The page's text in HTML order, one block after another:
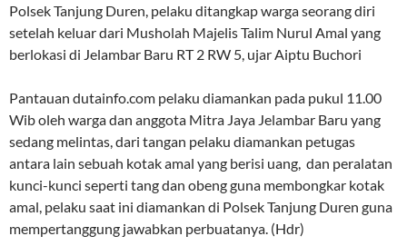
Polsek Tanjung Duren, pelaku ditangkap warga seorang diri
setelah keluar dari Musholah Majelis Talim Nurul Amal yang
berlokasi di Jelambar Baru RT 2 RW 5, ujar Aiptu Buchori
Pantauan dutainfo.com pelaku diamankan pada pukul 11.00
Wib oleh warga dan anggota Mitra Jaya Jelambar Baru yang
sedang melintas, dari tangan pelaku diamankan petugas
antara lain sebuah kotak amal yang berisi uang, dan peralatan
kunci-kunci seperti tang dan obeng guna membongkar kotak
amal, pelaku saat ini diamankan di Polsek Tanjung Duren guna
mempertanggung jawabkan perbuatanya. (Hdr)